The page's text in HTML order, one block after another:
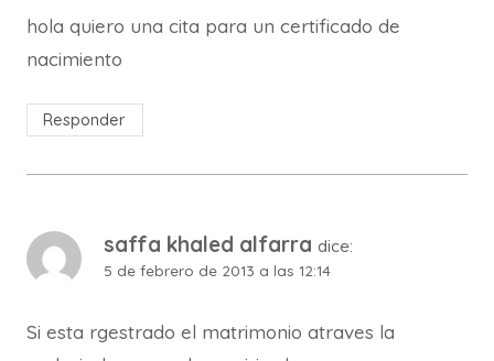
hola quiero una cita para un certificado de
nacimiento
Responder
saffa khaled alfarra dice:
5 de febrero de 2013 a las 12:14
Si esta rgestrado el matrimonio atraves la